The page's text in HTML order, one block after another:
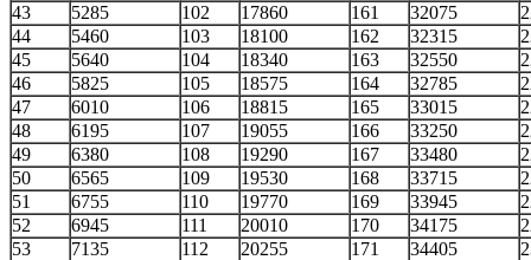
43
5285 102 17860 161 32075
44
5460 103 18100 162 32315
45
5640 104 18340 163 32550
46
5825 105 18575 164 32785
47
6010 106 18815 165 33015
48
6195 107 19055 166 33250
49
6380 108 19290 167 33480
50
6565 109 19530 168 33715
51
6755 110 19770 169 33945
52
6945 111 20010 170 34175
53
7135 112 20255 171 34405